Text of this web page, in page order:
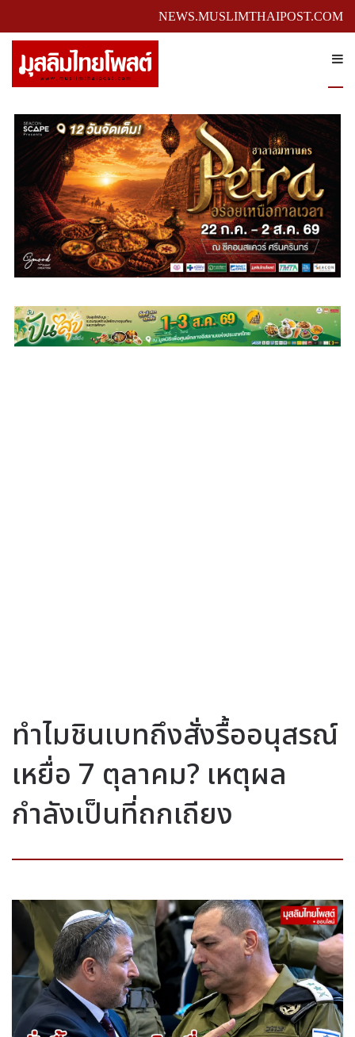
NEWS.MUSLIMTHAIPOST.COM
ทำไมชินเบทถึงสั่งรื้ออนุสรณ์
เหยื่อ 7 ตุลาคม? เหตุผล
กำลังเป็นที่ถกเถียง